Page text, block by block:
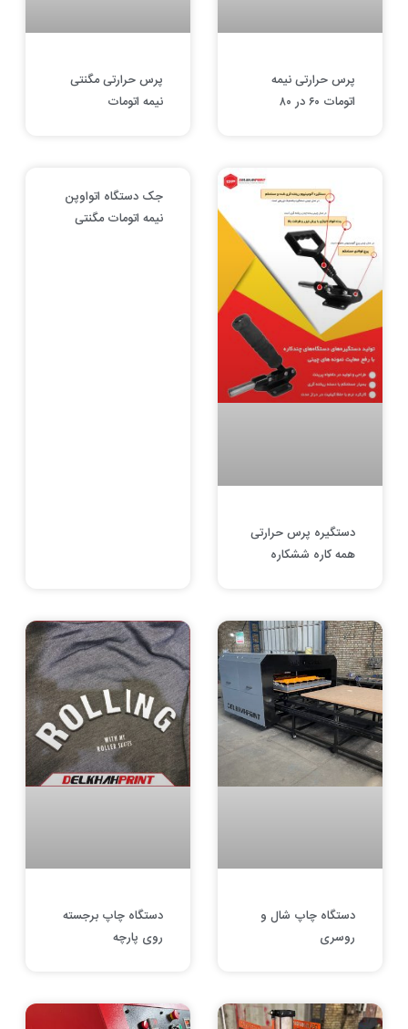
پرس حرارتی نیمه
اتومات ۶۰ در ۸۰
پرس حرارتی مگنتی
نیمه اتومات
دستگیره پرس حرارتی
همه کاره ششکاره
جک دستگاه اتواوپن
نیمه اتومات مگنتی
دستگاه چاپ شال و
روسری
دستگاه چاپ برجسته
روی پارچه